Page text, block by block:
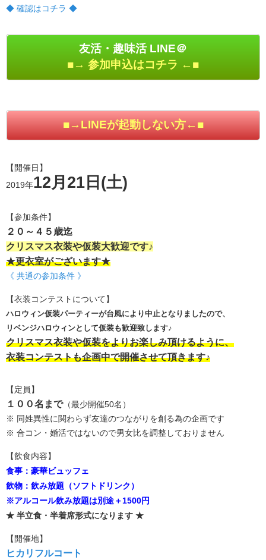
◆ 確認はコチラ ◆
友活・趣味活 LINE＠
■→ 参加申込はコチラ ←■
■→LINEが起動しない方←■
【開催日】
2019年12月21日(土)
【参加条件】
２０～４５歳迄
クリスマス衣装や仮装大歓迎です♪
★更衣室がございます★
《 共通の参加条件 》
【衣装コンテストについて】
ハロウィン仮装パーティーが台風により中止となりましたので、
リベンジハロウィンとして仮装も歓迎致します♪
クリスマス衣装や仮装をよりお楽しみ頂けるように、
衣装コンテストも企画中で開催させて頂きます♪
【定員】
１００名まで（最少開催50名）
※ 同姓異性に関わらず友達のつながりを創る為の企画です
※ 合コン・婚活ではないので男女比を調整しておりません
【飲食内容】
食事：豪華ビュッフェ
飲物：飲み放題（ソフトドリンク）
※アルコール飲み放題は別途＋1500円
★ 半立食・半着席形式になります ★
【開催地】
ヒカリフルコート